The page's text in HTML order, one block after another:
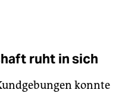
ruht in sich
konnte